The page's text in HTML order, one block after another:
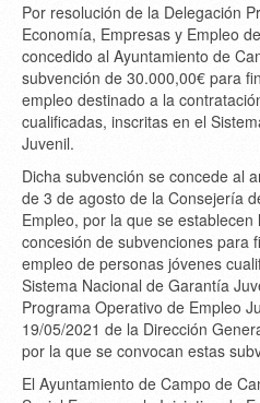
Por resolución de la Delegación
Economía, Empresas y Empleo
concedido al Ayuntamiento de
subvención de 30.000,00€ para
empleo destinado a la
cualificadas, inscritas en el
Juvenil.
Dicha subvención se concede al
de 3 de agosto de la Consejería
Empleo, por la que se
concesión de subvenciones para
empleo de personas jóvenes
Sistema Nacional de Garantía
Programa Operativo de Empleo
19/05/2021 de la Dirección
por la que se convocan estas
El Ayuntamiento de Campo de